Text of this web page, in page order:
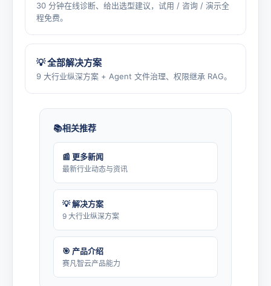
30 分钟在线诊断、给出选型建议，试用 / 咨询 / 演示全
程免费。
💡 全部解决方案
9 大行业纵深方案 + Agent 文件治理、权限继承 RAG。
相关推荐
📰 更多新闻
最新行业动态与资讯
💡 解决方案
9 大行业纵深方案
🎯 产品介绍
赛凡智云产品能力